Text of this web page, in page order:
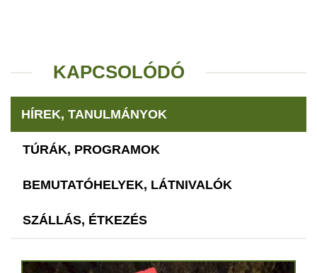
KAPCSOLÓDÓ
HÍREK, TANULMÁNYOK
TÚRÁK, PROGRAMOK
BEMUTATÓHELYEK, LÁTNIVALÓK
SZÁLLÁS, ÉTKEZÉS